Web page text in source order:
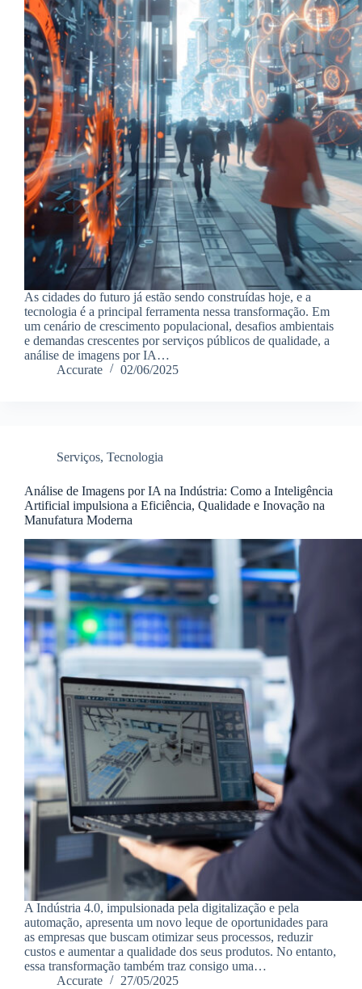
As cidades do futuro já estão sendo construídas hoje, e a
tecnologia é a principal ferramenta nessa transformação. Em
um cenário de crescimento populacional, desafios ambientais
e demandas crescentes por serviços públicos de qualidade, a
análise de imagens por IA…
Accurate
02/06/2025
Serviços, Tecnologia
Análise de Imagens por IA na Indústria: Como a Inteligência
Artificial impulsiona a Eficiência, Qualidade e Inovação na
Manufatura Moderna
A Indústria 4.0, impulsionada pela digitalização e pela
automação, apresenta um novo leque de oportunidades para
as empresas que buscam otimizar seus processos, reduzir
custos e aumentar a qualidade dos seus produtos. No entanto,
essa transformação também traz consigo uma…
Accurate
27/05/2025